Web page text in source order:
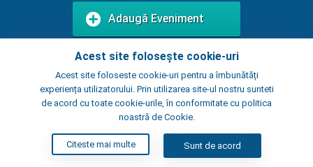
Acest site folosește cookie-uri
Acest site foloseste cookie-uri pentru a îmbunătăți
experiența utilizatorului. Prin utilizarea site-ul nostru sunteti
de acord cu toate cookie-urile, în conformitate cu politica
noastră de Cookie.
Citeste mai multe Sunt de acord
Adaugă Eveniment
Adaugă Local